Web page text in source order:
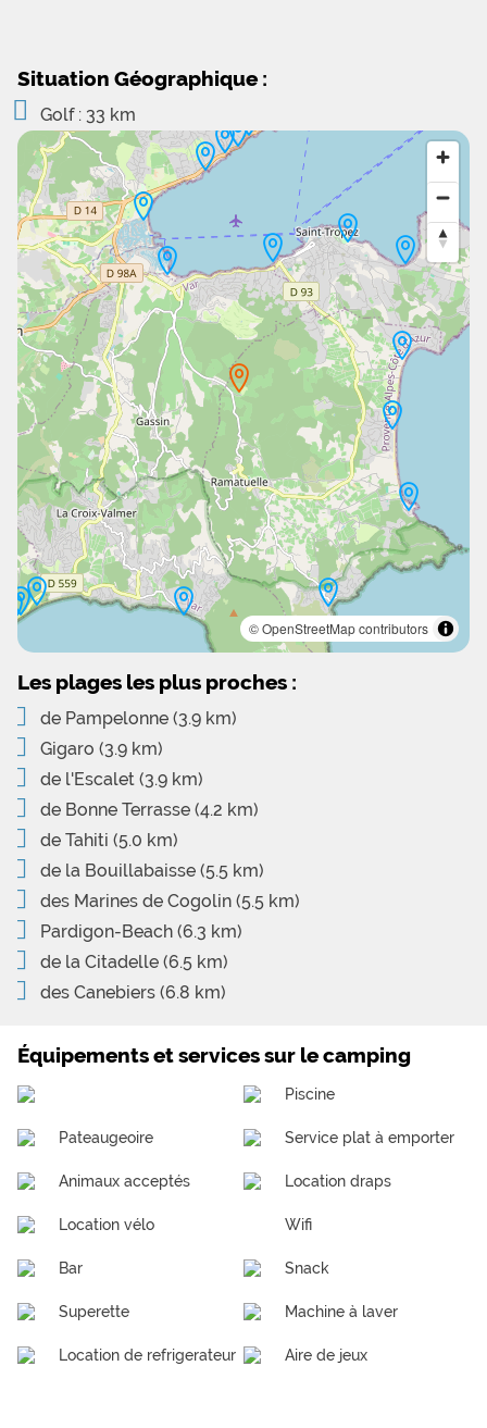
Situation Géographique :
Golf : 33 km
© OpenStreetMap contributors
Les plages les plus proches :
de Pampelonne (3.9 km)
Gigaro (3.9 km)
de l'Escalet (3.9 km)
de Bonne Terrasse (4.2 km)
de Tahiti (5.0 km)
de la Bouillabaisse (5.5 km)
des Marines de Cogolin (5.5 km)
Pardigon-Beach (6.3 km)
de la Citadelle (6.5 km)
des Canebiers (6.8 km)
Équipements et services sur le camping
Piscine
Pateaugeoire Service plat à emporter
Animaux acceptés Location draps
Location vélo Wifi
Bar Snack
Superette Machine à laver
Location de refrigerateur Aire de jeux